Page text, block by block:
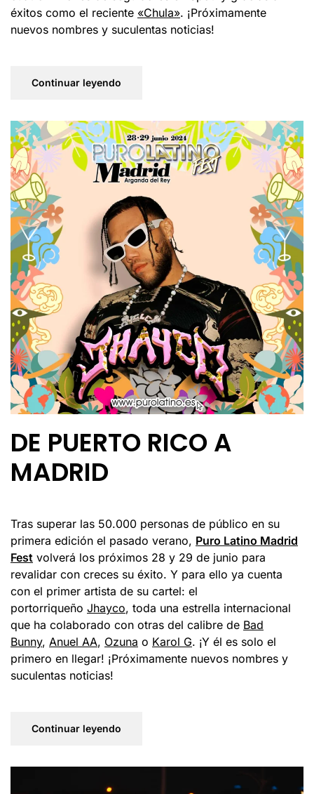
éxitos como el reciente «Chula». ¡Próximamente
nuevos nombres y suculentas noticias!
Continuar leyendo
DE PUERTO RICO A
MADRID
Tras superar las 50.000 personas de público en su
primera edición el pasado verano, Puro Latino Madrid
Fest volverá los próximos 28 y 29 de junio para
revalidar con creces su éxito. Y para ello ya cuenta
con el primer artista de su cartel: el
portorriqueño Jhayco, toda una estrella internacional
que ha colaborado con otras del calibre de Bad
Bunny, Anuel AA, Ozuna o Karol G. ¡Y él es solo el
primero en llegar! ¡Próximamente nuevos nombres y
suculentas noticias!
Continuar leyendo